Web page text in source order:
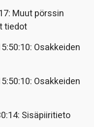
Muut pörssin
tiedot
Osakkeiden
Osakkeiden
Sisäpiiritieto